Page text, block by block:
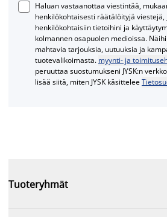
Haluan vastaanottaa viestintää,
henkilökohtaisesti räätälöityjä
henkilökohtaisiin tietoihini ja
kolmannen osapuolen medioissa.
mahtavia tarjouksia, uutuuksia ja
tuotevalikoimasta. myynti- ja
peruuttaa suostumukseni JYSK:n
lisää siitä, miten JYSK käsittelee
Tuoteryhmät